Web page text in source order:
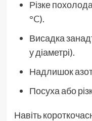
Різке
°C).
Висадка
у діаметрі).
Надлишок
Посуха або
Навіть